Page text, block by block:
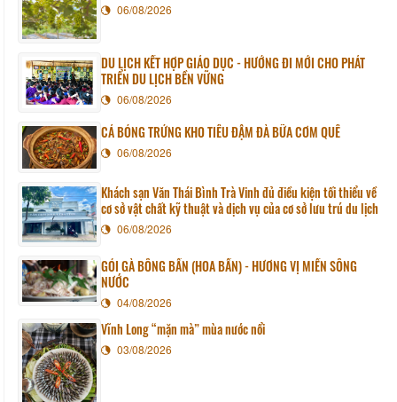
06/08/2026
DU LỊCH KẾT HỢP GIÁO DỤC - HƯỚNG ĐI MỚI CHO PHÁT
TRIỂN DU LỊCH BỀN VỮNG
06/08/2026
CÁ BÓNG TRỨNG KHO TIÊU ĐẬM ĐÀ BỮA CƠM QUÊ
06/08/2026
Khách sạn Văn Thái Bình Trà Vinh đủ điều kiện tối thiểu về
cơ sở vật chất kỹ thuật và dịch vụ của cơ sở lưu trú du lịch
06/08/2026
GỎI GÀ BÔNG BẦN (HOA BẦN) - HƯƠNG VỊ MIỀN SÔNG
NƯỚC
04/08/2026
Vĩnh Long “mặn mà” mùa nước nổi
03/08/2026